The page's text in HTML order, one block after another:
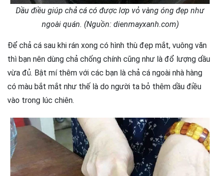
Dầu điều giúp chả cá có được lơp vỏ vàng óng đẹp như
ngoài quán. (Nguồn: dienmayxanh.com)
Để chả cá sau khi rán xong có hình thù đẹp mắt, vuông văn
thì bạn nên dùng chả chống chính cũng như là đổ lượng dầu
vừa đủ. Bật mí thêm với các bạn là chả cá ngoài nhà hàng
có màu bắt mắt như thế là do người ta bỏ thêm dầu điều
vào trong lúc chiên.